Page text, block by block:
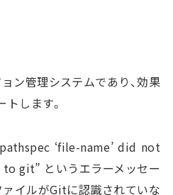
ン管理システムであり、効果
します。
‘file-name’ did not
git” というエラーメッセー
ァイルがGitに認識されていな